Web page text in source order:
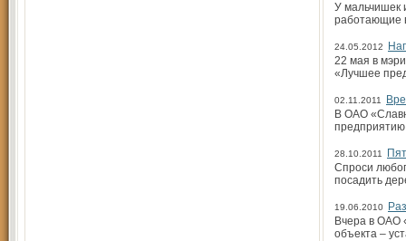
У мальчишек
работающие
24.05.2012
22 мая в
«Лучшее
02.11.2011
В ОАО
предприятию
28.10.2011
Спроси
посадить
19.06.2010
Вчера в ОАО
объекта –